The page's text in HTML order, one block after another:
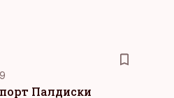
Палдиски